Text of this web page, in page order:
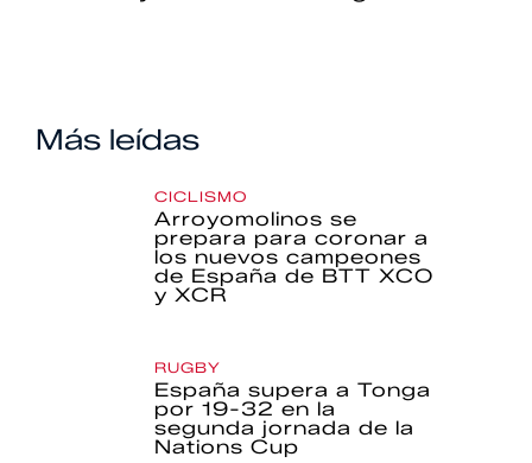
Más leídas
CICLISMO
Arroyomolinos se
prepara para coronar a
los nuevos campeones
de España de BTT XCO
y XCR
RUGBY
España supera a Tonga
por 19-32 en la
segunda jornada de la
Nations Cup